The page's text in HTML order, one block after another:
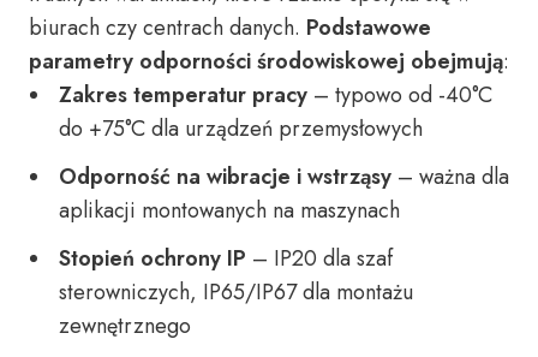
biurach czy centrach danych. Podstawowe
parametry odporności środowiskowej obejmują:
Zakres temperatur pracy – typowo od -40°C
do +75°C dla urządzeń przemysłowych
Odporność na wibracje i wstrząsy – ważna dla
aplikacji montowanych na maszynach
Stopień ochrony IP – IP20 dla szaf
sterowniczych, IP65/IP67 dla montażu
zewnętrznego